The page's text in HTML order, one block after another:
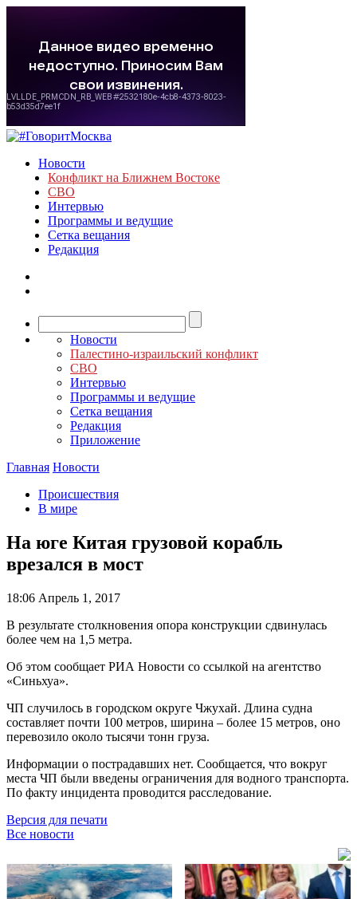
Новости
Конфликт на Ближнем Востоке
СВО
Интервью
Программы и ведущие
Сетка вещания
Редакция
Новости
Палестино-израильский конфликт
СВО
Интервью
Программы и ведущие
Сетка вещания
Редакция
Приложение
Главная Новости
Происшествия
В мире
На юге Китая грузовой корабль
врезался в мост
18:06 Апрель 1, 2017
В результате столкновения опора конструкции сдвинулась
более чем на 1,5 метра.
Об этом сообщает РИА Новости со ссылкой на агентство
«Синьхуа».
ЧП случилось в городском округе Чжухай. Длина судна
составляет почти 100 метров, ширина – более 15 метров, оно
перевозило около тысячи тонн груза.
Информации о пострадавших нет. Сообщается, что вокруг
места ЧП были введены ограничения для водного транспорта.
По факту инцидента проводится расследование.
Версия для печати
Все новости